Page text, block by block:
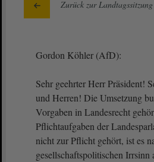
Zurück zur Landtagssitzung
Gordon Köhler (AfD):
Sehr geehrter Herr Präsident!
und Herren! Die Umsetzung
Vorgaben in Landesrecht
Pflichtaufgaben der
nicht zur Pflicht gehört, ist es
gesellschaftspolitischen